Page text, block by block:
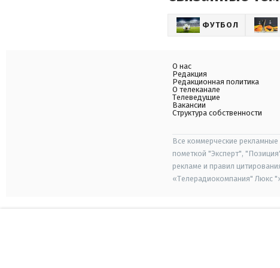
ФУТБОЛ
О нас
Редакция
Редакционная политика
О телеканале
Телеведущие
Вакансии
Структура собственности
Все коммерческие
пометкой "Эксперт",
рекламе и правил
«Телерадиокомпания" Люкс